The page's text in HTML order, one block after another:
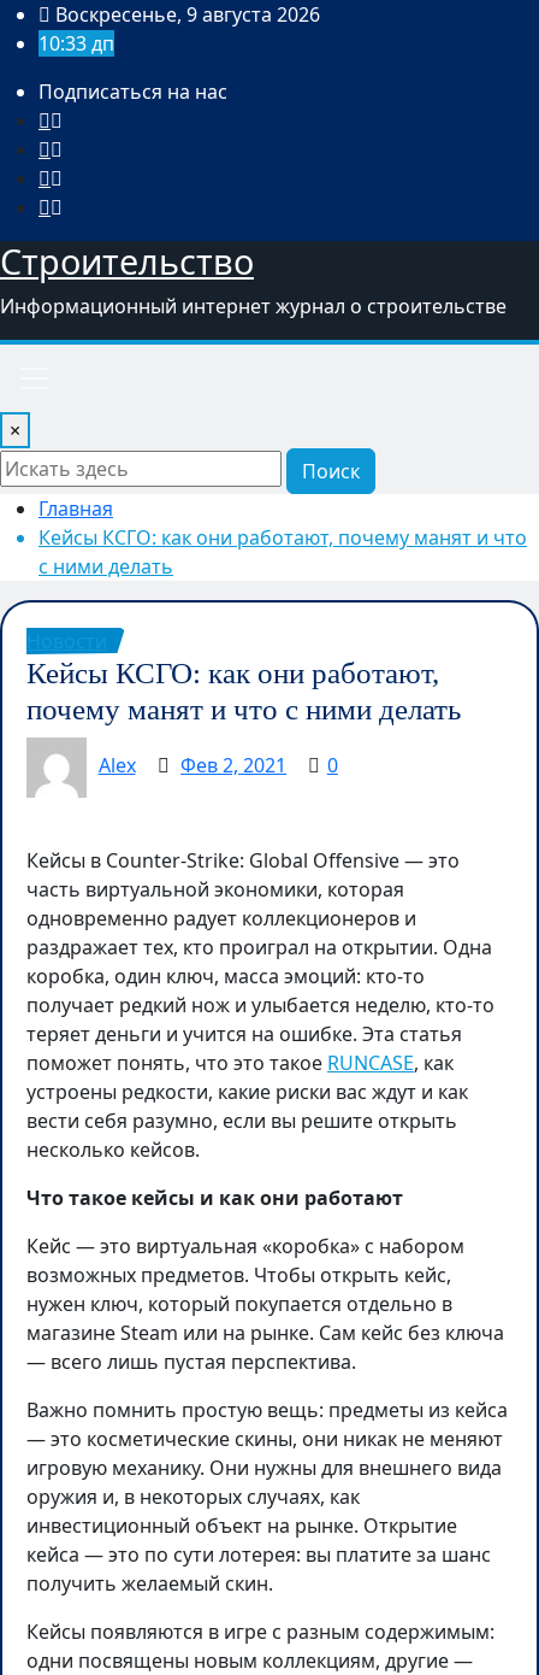
ПерейтиВоскресенье, 9 августа 2026
10:33 дп
Подписаться на нас
Строительство
Информационный интернет журнал о строительстве
×
Поиск
Главная
Кейсы КСГО: как они работают, почему манят и что
с ними делать
Кейсы КСГО: как они работают,
почему манят и что с ними делать
Alex Фев 2, 2021 0
Кейсы в Counter-Strike: Global Offensive — это
часть виртуальной экономики, которая
одновременно радует коллекционеров и
раздражает тех, кто проиграл на открытии. Одна
коробка, один ключ, масса эмоций: кто-то
получает редкий нож и улыбается неделю, кто-то
теряет деньги и учится на ошибке. Эта статья
поможет понять, что это такое RUNCASE, как
устроены редкости, какие риски вас ждут и как
вести себя разумно, если вы решите открыть
несколько кейсов.
Что такое кейсы и как они работают
Кейс — это виртуальная «коробка» с набором
возможных предметов. Чтобы открыть кейс,
нужен ключ, который покупается отдельно в
магазине Steam или на рынке. Сам кейс без ключа
— всего лишь пустая перспектива.
Важно помнить простую вещь: предметы из кейса
— это косметические скины, они никак не меняют
игровую механику. Они нужны для внешнего вида
оружия и, в некоторых случаях, как
инвестиционный объект на рынке. Открытие
кейса — это по сути лотерея: вы платите за шанс
получить желаемый скин.
Кейсы появляются в игре с разным содержимым:
одни посвящены новым коллекциям, другие —